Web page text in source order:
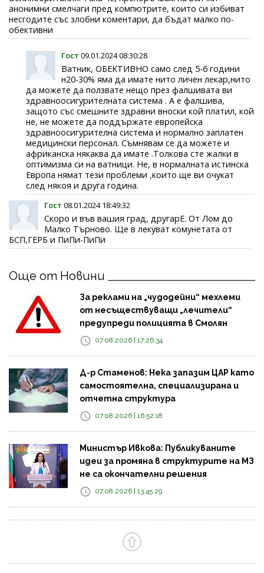
анонимни смелчаги пред компютрите, които си избиват
несгодите със злобни коментари, да бъдат малко по-
обективни
Гост 09.01.2024 08:30:28
Ватник, ОБЕКТИВНО само след 5-6 години
н20-30% яма да имате нито личен лекар,нито
да можете да ползвате нещо през фалшивата ви
здравноосигурителната система . А е фалшива,
защото със смешните здравни вноски кой платил, кой
не, не можете да поддържате европейска
здравноосигурителна система и нормално заплатен
медицински персонал. Съмнявам се да можете и
африканска някаква да имате .Толкова сте жалки в
оптимизма си на ватници. Не, в нормалната истинска
Европа нямат тези проблеми ,които ще ви очукат
след някоя и друга година.
Гост 08.01.2024 18:49:32
Скоро и във вашия град, другарЕ. От Лом до
Малко Търново. Ще в лекуват комунетата от
БСП,ГЕРБ и ПиПи-ПиПи
Още от Новини
За реклами на „чудодейни“ мехлеми
от несъществуващи „лечители“
предупреди полицията в Смолян
07.08.2026 | 17:26:34
Д-р Стаменов: Нека запазим ЦАР като
самостоятелна, специализирана и
отчетна структура
07.08.2026 | 16:52:18
Министър Ивкова: Публикуваните
идеи за промяна в структурите на МЗ
не са окончателни решения
07.08.2026 | 13:45:29